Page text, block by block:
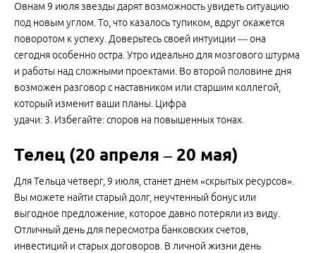
Овнам 9 июля звезды дарят возможность увидеть ситуацию
под новым углом. То, что казалось тупиком, вдруг окажется
поворотом к успеху. Доверьтесь своей интуиции — она
сегодня особенно остра. Утро идеально для мозгового штурма
и работы над сложными проектами. Во второй половине дня
возможен разговор с наставником или старшим коллегой,
который изменит ваши планы. Цифра
удачи: 3. Избегайте: споров на повышенных тонах.
Телец (20 апреля – 20 мая)
Для Тельца четверг, 9 июля, станет днем «скрытых ресурсов».
Вы можете найти старый долг, неучтенный бонус или
выгодное предложение, которое давно потеряли из виду.
Отличный день для пересмотра банковских счетов,
инвестиций и старых договоров. В личной жизни день